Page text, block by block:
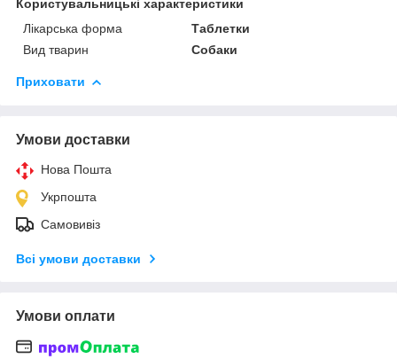
Користувальницькі характеристики
Лікарська форма
Таблетки
Вид тварин
Собаки
Приховати
Умови доставки
Нова Пошта
Укрпошта
Самовивіз
Всі умови доставки
Умови оплати